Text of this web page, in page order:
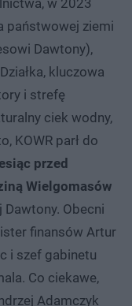
państwowej ziemi
Dawtony),
kluczowa
i strefę
ciek wodny,
KOWR parł do
przed
Wielgomasów
Obecni
finansów Artur
i szef gabinetu
Co ciekawe,
Adamczyk